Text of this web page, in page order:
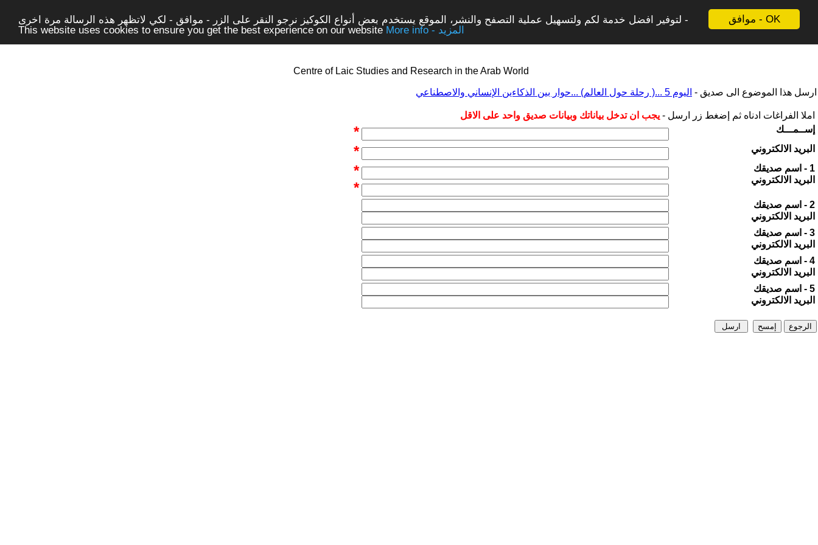
موافق - OK
لتوفير افضل خدمة لكم ولتسهيل عملية التصفح والنشر، الموقع يستخدم بعض أنواع الكوكيز نرجو النقر على الزر - موافق - لكي لاتظهر هذه الرسالة مرة اخرى -
This website uses cookies to ensure you get the best experience on our website
More info - المزيد
Centre of Laic Studies and Research in the Arab World
ارسل هذا الموضوع الى صديق - اليوم 5 ...( رحلة حول العالم) ...حوار بين الذكاءين الإنساني والاصطناعي
املا الفراغات ادناه ثم إضغط زر ارسل - يجب ان تدخل بياناتك وبيانات صديق واحد على الاقل
* إســمـــك
* البريد الالكتروني
*
*
1 - اسم صديقك
البريد الالكتروني
2 - اسم صديقك
البريد الالكتروني
3 - اسم صديقك
البريد الالكتروني
4 - اسم صديقك
البريد الالكتروني
5 - اسم صديقك
البريد الالكتروني